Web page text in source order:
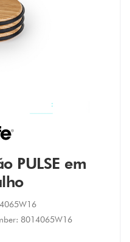
PULSE em
8014065W16